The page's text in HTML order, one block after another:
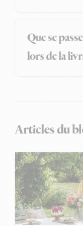
Que se
lors de la
Articles du